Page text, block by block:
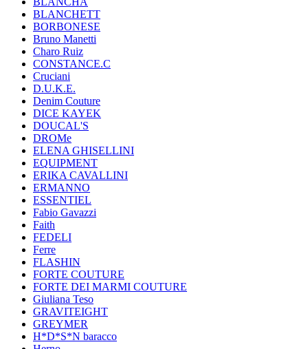
BLANCHETT
BORBONESE
Bruno Manetti
Charo Ruiz
CONSTANCE.C
Cruciani
D.U.K.E.
Denim Couture
DICE KAYEK
DOUCAL'S
DROMe
ELENA GHISELLINI
EQUIPMENT
ERIKA CAVALLINI
ERMANNO
ESSENTIEL
Fabio Gavazzi
Faith
FEDELI
Ferre
FLASHIN
FORTE COUTURE
FORTE DEI MARMI COUTURE
Giuliana Teso
GRAVITEIGHT
GREYMER
H*D*S*N baracco